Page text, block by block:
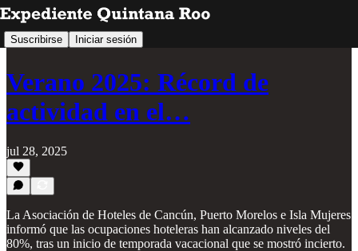
Suscribirse Iniciar sesión
Verano 2025: Récord de
actividad en el…
jul 28, 2025
La Asociación de Hoteles de Cancún, Puerto Morelos e Isla Mujeres
informó que las ocupaciones hoteleras han alcanzado niveles del
80%, tras un inicio de temporada vacacional que se mostró incierto.